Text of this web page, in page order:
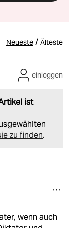
Neueste / Älteste
ist
zu finden.
einloggen
wenn auch